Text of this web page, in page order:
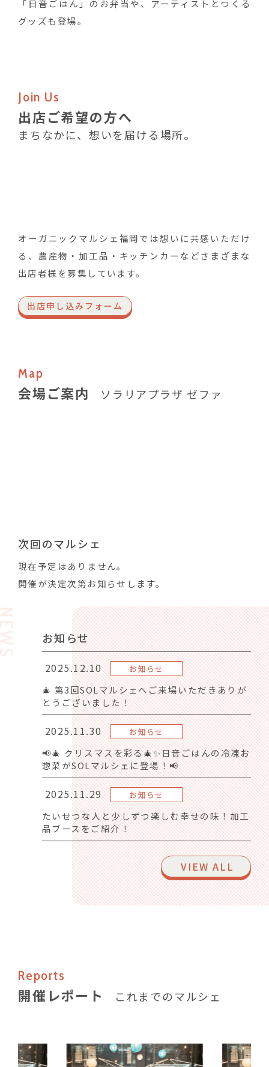
「日音ごはん」のお弁当や、アーティストとつくる
グッズも登場。
Join Us
出店ご希望の方へ
まちなかに、想いを届ける場所。
オーガニックマルシェ福岡では想いに共感いただけ
る、農産物・加工品・キッチンカーなどさまざまな
出店者様を募集しています。
出店申し込みフォーム
Map
会場ご案内 ソラリアプラザ ゼファ
次回のマルシェ
現在予定はありません。
開催が決定次第お知らせします。
お知らせ
2025.12.10 お知らせ
🎄 第3回SOLマルシェへご来場いただきありが
とうございました！
2025.11.30 お知らせ
📢🎄 クリスマスを彩る🎄✨日音ごはんの冷凍お
惣菜がSOLマルシェに登場！📢
2025.11.29 お知らせ
たいせつな人と少しずつ楽しむ幸せの味！加工
品ブースをご紹介！
VIEW ALL
Reports
開催レポート これまでのマルシェ